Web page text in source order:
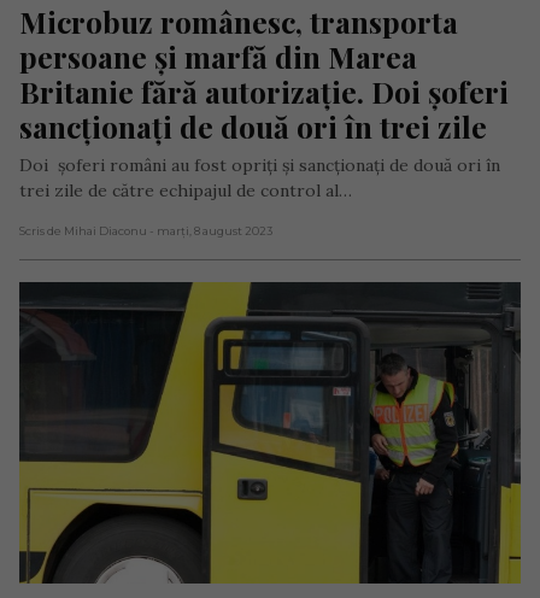
Microbuz românesc, transporta
persoane și marfă din Marea
Britanie fără autorizație. Doi șoferi
sancționați de două ori în trei zile
Doi șoferi români au fost opriți și sancționați de două ori în
trei zile de către echipajul de control al…
Scris de Mihai Diaconu - marți, 8 august 2023